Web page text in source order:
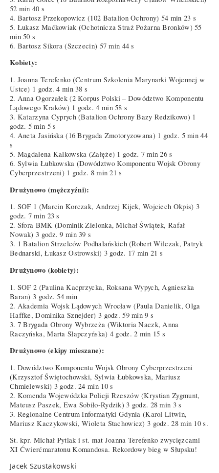
52 min 40 s
4. Bartosz Przekopowicz (102 Batalion Ochrony) 54 min 23 s
5. Łukasz Maćkowiak (Ochotnicza Straż Pożarna Bronków) 55
min 50 s
6. Bartosz Sikora (Szczecin) 57 min 44 s
Kobiety:
1. Joanna Terefenko (Centrum Szkolenia Marynarki Wojennej w
Ustce) 1 godz. 4 min 38 s
2. Anna Ogorzałek (2 Korpus Polski – Dowództwo Komponentu
Lądowego Kraków) 1 godz. 4 min 58 s
3. Katarzyna Cyprych (Batalion Ochrony Bazy Redzikowo) 1
godz. 5 min 5 s
4. Aneta Jasińska (16 Brygada Zmotoryzowana) 1 godz. 5 min 44
s
5. Magdalena Kalkowska (Załęże) 1 godz. 7 min 26 s
6. Sylwia Łubkowska (Dowództwo Komponentu Wojsk Obrony
Cyberprzestrzeni) 1 godz. 8 min 21 s
Drużynowo (mężczyźni):
1. SOF 1 (Marcin Korczak, Andrzej Kijek, Wojciech Okpis) 3
godz. 7 min 23 s
2. Sfora BMK (Dominik Zielonka, Michał Świątek, Rafał
Nowak) 3 godz. 9 min 39 s
3. 1 Batalion Strzelców Podhalańskich (Robert Wilczak, Patryk
Bednarski, Łukasz Ostrowski) 3 godz. 17 min 21 s
Drużynowo (kobiety):
1. SOF 2 (Paulina Kacprzycka, Roksana Wypych, Agnieszka
Baran) 3 godz. 54 min
2. Akademia Wojsk Lądowych Wrocław (Paula Danielik, Olga
Haffke, Dominika Sznejder) 3 godz. 59 min 9 s
3. 7 Brygada Obrony Wybrzeża (Wiktoria Naczk, Anna
Raczyńska, Marta Słapczyńska) 4 godz. 2 min 15 s
Drużynowo (ekipy mieszane):
1. Dowództwo Komponentu Wojsk Obrony Cyberprzestrzeni
(Krzysztof Świętochowski, Sylwia Łubkowska, Mariusz
Chmielewski) 3 godz. 24 min 10 s
2. Komenda Wojewódzka Policji Rzeszów (Krystian Zygmunt,
Mateusz Paszek, Ewa Sobiło-Rydzik) 3 godz. 28 min 3 s
3. Regionalne Centrum Informatyki Gdynia (Karol Litwin,
Mariusz Kaczykowski, Wioleta Stachowicz) 3 godz. 28 min 10 s.
St. kpr. Michał Pytlak i st. mat Joanna Terefenko zwycięzcami
XI Ćwierćmaratonu Komandosa. Rekordowy bieg w Słupsku!
Jacek Szustakowski